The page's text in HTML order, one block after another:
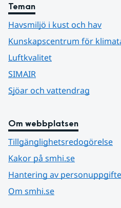
Teman
Havsmiljö i kust och hav
Kunskapscentrum för
Luftkvalitet
SIMAIR
Sjöar och vattendrag
Om webbplatsen
Tillgänglighetsredogörelse
Kakor på smhi.se
Hantering av
Om smhi.se